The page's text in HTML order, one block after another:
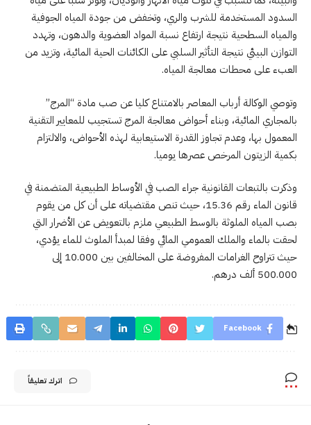
السدود المستخدمة للشرب والري، وتخفض من جودة المياه الجوفية
والمياه السطحية نتيجة ارتفاع نسبة المواد العضوية والدهون، وتهدد
التوازن البيئي نتيجة التأثير السلبي على الكائنات الحية المائية، وتزيد من
العبء على محطات معالجة المياه.
وتوصي الوكالة أرباب المعاصر بالامتناع كليا عن صب مادة “المرج”
بالمجاري المائية، وبناء أحواض معالجة المرج تستجيب للمعايير التقنية
المعمول بها، وعدم تجاوز القدرة الاستيعابية لهذه الأحواض، والالتزام
بكمية الزيتون المرخص عصرها يوميا.
وذكرت بالتبعات القانونية جراء الصب في الأوساط الطبيعية المتضمنة في
قانون الماء رقم 15.36، حيث تنص مقتضياته على أن كل من يقوم
بصب المياه الملوثة بالوسط الطبيعي ملزم بالتعويض عن الأضرار التي
لحقت بالماء والملك العمومي المائي وفقا لمبدأ الملوث للماء يؤدي،
حيث تتراوح الغرامات المفروضة على المخالفين بين 10.000 إلى
500.000 ألف درهم.
Facebook
اترك تعليقاً